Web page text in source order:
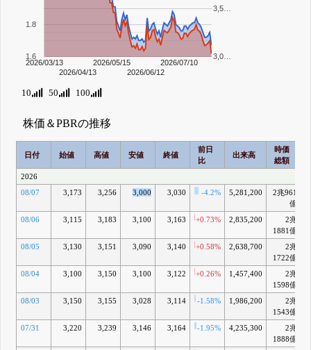
2026/03/13
2026/04/13
2026/05/15
2026/06/12
2026/07/10
1.6
1.8
3,0…
3,5…
10 50 100
株価＆PBRの推移
日付 始値 高値 安値 終値
前日
比
出来高
時価
総額
2026
08/07
3,173 3,256 3,000 3,030 -4.2% 5,281,200
2兆961
億
08/06 3,115 3,183 3,100 3,163 +0.73% 2,835,200
2兆
1881億
08/05 3,130 3,151 3,090 3,140 +0.58% 2,638,700
2兆
1722億
08/04 3,100 3,150 3,100 3,122 +0.26% 1,457,400
2兆
1598億
08/03 3,150 3,155 3,028 3,114 -1.58% 1,986,200
2兆
1543億
07/31
3,220 3,239 3,146 3,164 -1.95% 4,235,300
2兆
1888億